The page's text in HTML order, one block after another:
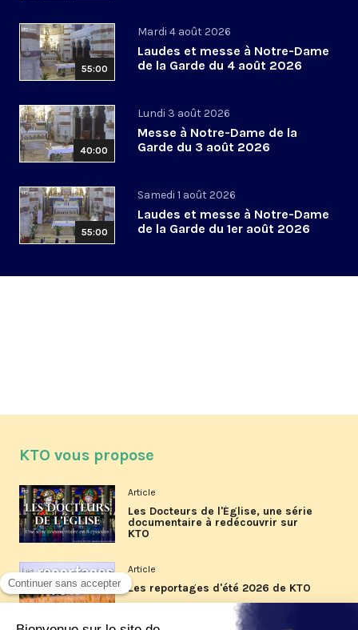
55:00
Mardi 4 août 2026
Laudes et messe à Notre-Dame
de la Garde du 4 août 2026
40:00
Lundi 3 août 2026
Messe à Notre-Dame de la
Garde du 3 août 2026
55:00
Samedi 1 août 2026
Laudes et messe à Notre-Dame
de la Garde du 1er août 2026
KTO vous propose
Article
Les Docteurs de l'Église, une série
documentaire à redécouvrir sur
KTO
Article
Les reportages d'été 2026 de KTO